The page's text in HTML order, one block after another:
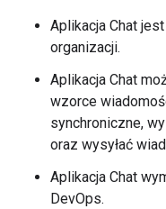
Aplikacja Chat
organizacji.
Aplikacja Chat
wzorce
synchroniczne,
oraz wysyłać
Aplikacja Chat
DevOps.